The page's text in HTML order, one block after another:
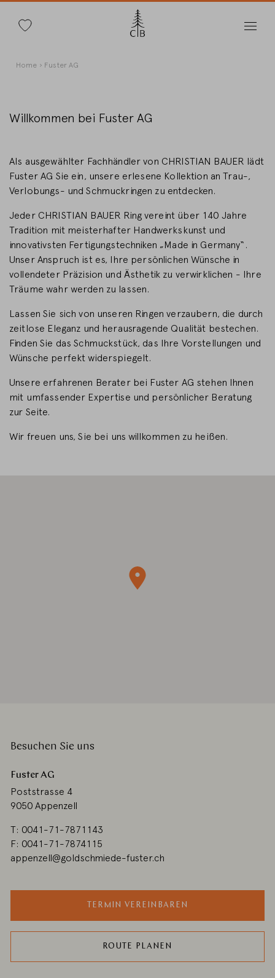
zumPfadnavigation
Home Fuster AG
Willkommen bei Fuster AG
Als ausgewählter Fachhändler von CHRISTIAN BAUER lädt
Fuster AG Sie ein, unsere erlesene Kollektion an Trau-,
Verlobungs- und Schmuckringen zu entdecken.
Jeder CHRISTIAN BAUER Ring vereint über 140 Jahre
Tradition mit meisterhafter Handwerkskunst und
innovativsten Fertigungstechniken „Made in Germany“.
Unser Anspruch ist es, Ihre persönlichen Wünsche in
vollendeter Präzision und Ästhetik zu verwirklichen - Ihre
Träume wahr werden zu lassen.
Lassen Sie sich von unseren Ringen verzaubern, die durch
zeitlose Eleganz und herausragende Qualität bestechen.
Finden Sie das Schmuckstück, das Ihre Vorstellungen und
Wünsche perfekt widerspiegelt.
Unsere erfahrenen Berater bei Fuster AG stehen Ihnen
mit umfassender Expertise und persönlicher Beratung
zur Seite.
Wir freuen uns, Sie bei uns willkommen zu heißen.
Besuchen Sie uns
Fuster AG
Poststrasse 4
9050 Appenzell
T: 0041-71-7871143
F: 0041-71-7874115
appenzell@goldschmiede-fuster.ch
TERMIN VEREINBAREN
ROUTE PLANEN
Land wechseln
Länderwahl
Deutschland